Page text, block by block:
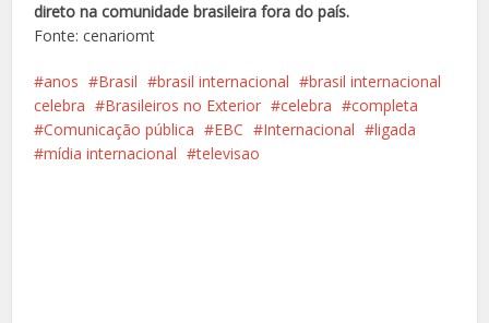
direto na comunidade brasileira fora do país.
Fonte: cenariomt
anos Brasil brasil internacional
brasil internacional
celebra
Brasileiros no Exterior celebra
completa
Comunicação pública
EBC Internacional
ligada
mídia internacional
televisao